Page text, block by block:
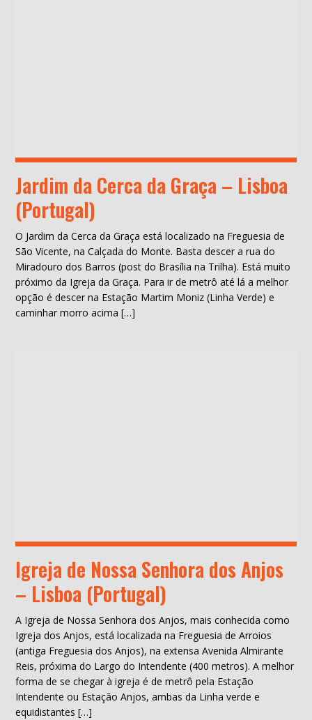
Jardim da Cerca da Graça – Lisboa
(Portugal)
O Jardim da Cerca da Graça está localizado na Freguesia de
São Vicente, na Calçada do Monte. Basta descer a rua do
Miradouro dos Barros (post do Brasília na Trilha). Está muito
próximo da Igreja da Graça. Para ir de metrô até lá a melhor
opção é descer na Estação Martim Moniz (Linha Verde) e
caminhar morro acima […]
Igreja de Nossa Senhora dos Anjos
– Lisboa (Portugal)
A Igreja de Nossa Senhora dos Anjos, mais conhecida como
Igreja dos Anjos, está localizada na Freguesia de Arroios
(antiga Freguesia dos Anjos), na extensa Avenida Almirante
Reis, próxima do Largo do Intendente (400 metros). A melhor
forma de se chegar à igreja é de metrô pela Estação
Intendente ou Estação Anjos, ambas da Linha verde e
equidistantes […]